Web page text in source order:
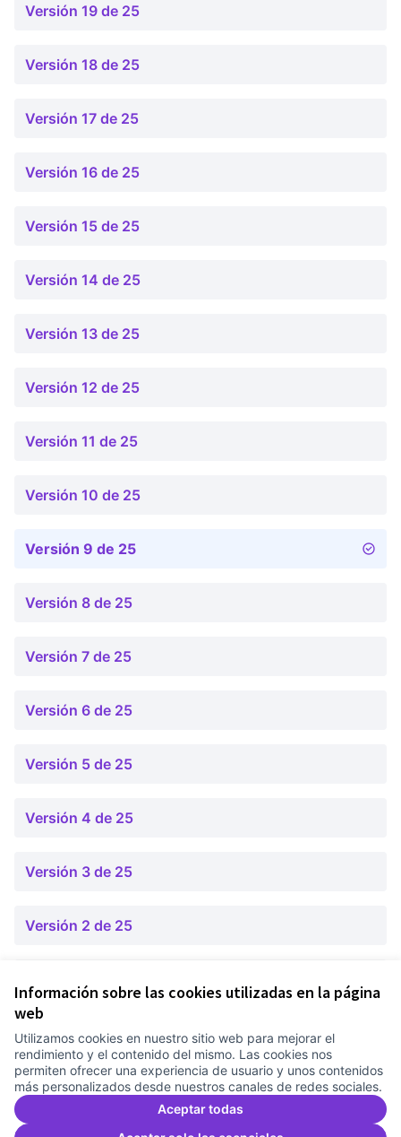
Información sobre las cookies utilizadas en la página
web
Utilizamos cookies en nuestro sitio web para mejorar el
rendimiento y el contenido del mismo. Las cookies nos
permiten ofrecer una experiencia de usuario y unos contenidos
más personalizados desde nuestros canales de redes sociales.
Aceptar todas
Versión 19 de 25
Versión 18 de 25
Versión 17 de 25
Versión 16 de 25
Versión 15 de 25
Versión 14 de 25
Versión 13 de 25
Versión 12 de 25
Versión 11 de 25
Versión 10 de 25
Versión 9 de 25
Versión 8 de 25
Versión 7 de 25
Versión 6 de 25
Versión 5 de 25
Versión 4 de 25
Versión 3 de 25
Versión 2 de 25
Términos y condiciones de uso
Configuración de cookies
Comunitat Canòdrom en Facebook
(Link extern)
Comunitat Canòdrom en Instagram
(Link extern)
Comunitat Canòdrom en YouTube
(Link extern)
Castellano
Triar la llenguaElegir el idiomaChoose language